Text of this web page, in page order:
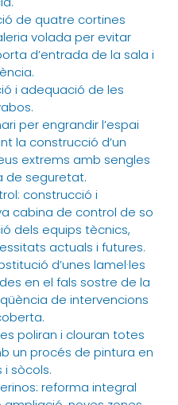
de quatre cortines
volada per evitar
d’entrada de la sala i
i adequació de les
per engrandir l’espai
la construcció d’un
extrems amb sengles
de seguretat.
construcció i
cabina de control de so
dels equips tècnics,
actuals i futures.
d’unes lamel·les
en el fals sostre de la
de intervencions
poliran i clouran totes
un procés de pintura en
sòcols.
reforma integral